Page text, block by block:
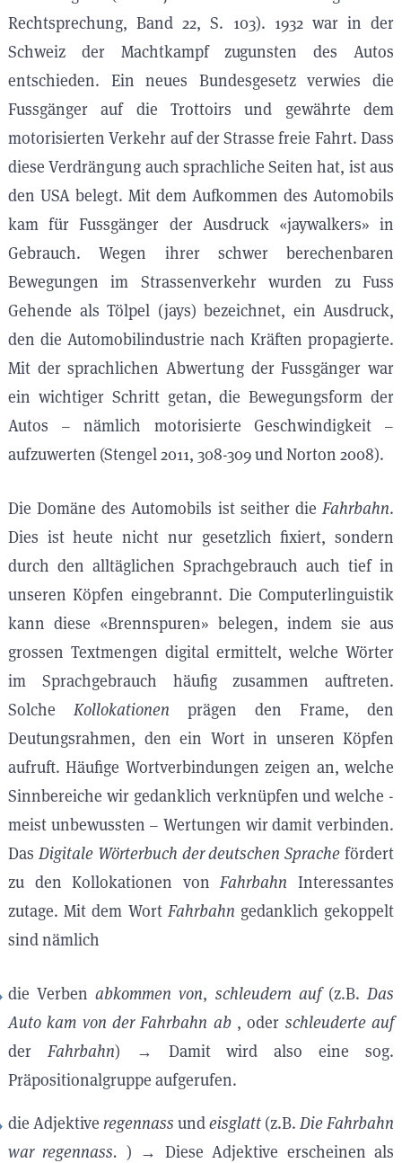
Rechtsprechung, Band 22, S. 103). 1932 war in der
Schweiz der Machtkampf zugunsten des Autos
entschieden. Ein neues Bundesgesetz verwies die
Fussgänger auf die Trottoirs und gewährte dem
motorisierten Verkehr auf der Strasse freie Fahrt. Dass
diese Verdrängung auch sprachliche Seiten hat, ist aus
den USA belegt. Mit dem Aufkommen des Automobils
kam für Fussgänger der Ausdruck «jaywalkers» in
Gebrauch. Wegen ihrer schwer berechenbaren
Bewegungen im Strassenverkehr wurden zu Fuss
Gehende als Tölpel (jays) bezeichnet, ein Ausdruck,
den die Automobilindustrie nach Kräften propagierte.
Mit der sprachlichen Abwertung der Fussgänger war
ein wichtiger Schritt getan, die Bewegungsform der
Autos – nämlich motorisierte Geschwindigkeit –
aufzuwerten (Stengel 2011, 308-309 und Norton 2008).
Die Domäne des Automobils ist seither die Fahrbahn.
Dies ist heute nicht nur gesetzlich fixiert, sondern
durch den alltäglichen Sprachgebrauch auch tief in
unseren Köpfen eingebrannt. Die Computerlinguistik
kann diese «Brennspuren» belegen, indem sie aus
grossen Textmengen digital ermittelt, welche Wörter
im Sprachgebrauch häufig zusammen auftreten.
Solche Kollokationen prägen den Frame, den
Deutungsrahmen, den ein Wort in unseren Köpfen
aufruft. Häufige Wortverbindungen zeigen an, welche
Sinnbereiche wir gedanklich verknüpfen und welche -
meist unbewussten – Wertungen wir damit verbinden.
Das Digitale Wörterbuch der deutschen Sprache fördert
zu den Kollokationen vonFahrbahn Interessantes
zutage. Mit dem Wort Fahrbahn gedanklich gekoppelt
sind nämlich
die Verbenabkommen von, schleudern auf(z.B.Das
Auto kam von derFahrbahn ab , oder schleuderte auf
der Fahrbahn) → Damit wird also eine sog.
Präpositionalgruppe aufgerufen.
die Adjektive regennass undeisglatt (z.B. DieFahrbahn
war regennass. ) → Diese Adjektive erscheinen als